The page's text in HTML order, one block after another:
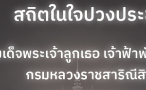
รายงานสถานะคำรับรองการปฏิบัติราชการ
รายงานสถานะคำรับรองการปฏิบัติราชการ